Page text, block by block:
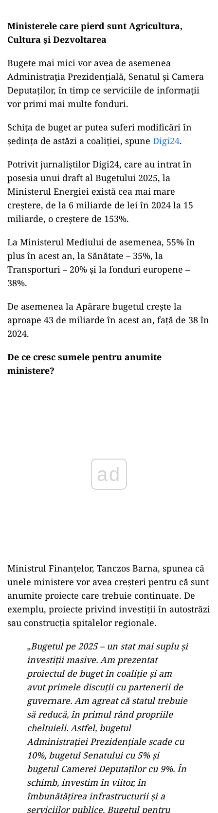
Ministerele care pierd sunt Agricultura,
Cultura și Dezvoltarea
Bugete mai mici vor avea de asemenea
Administrația Prezidențială, Senatul și Camera
Deputaților, în timp ce serviciile de informații
vor primi mai multe fonduri.
Schița de buget ar putea suferi modificări în
ședința de astăzi a coaliției, spune Digi24.
Potrivit jurnaliștilor Digi24, care au intrat în
posesia unui draft al Bugetului 2025, la
Ministerul Energiei există cea mai mare
creștere, de la 6 miliarde de lei în 2024 la 15
miliarde, o creștere de 153%.
La Ministerul Mediului de asemenea, 55% în
plus în acest an, la Sănătate – 35%, la
Transporturi – 20% și la fonduri europene –
38%.
De asemenea la Apărare bugetul crește la
aproape 43 de miliarde în acest an, față de 38 în
2024.
De ce cresc sumele pentru anumite
ministere?
ad
Ministrul Finanțelor, Tanczos Barna, spunea că
unele ministere vor avea creșteri pentru că sunt
anumite proiecte care trebuie continuate. De
exemplu, proiecte privind investiții în autostrăzi
sau construcția spitalelor regionale.
„Bugetul pe 2025 – un stat mai suplu şi
investiţii masive. Am prezentat
proiectul de buget în coaliţie şi am
avut primele discuţii cu partenerii de
guvernare. Am agreat că statul trebuie
să reducă, în primul rând propriile
cheltuieli. Astfel, bugetul
Administraţiei Prezidenţiale scade cu
10%, bugetul Senatului cu 5% şi
bugetul Camerei Deputaţilor cu 9%. În
schimb, investim în viitor, în
îmbunătăţirea infrastructurii şi a
serviciilor publice. Bugetul pentru